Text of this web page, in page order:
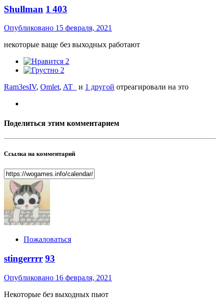
Shullman 1 403
Опубликовано 15 февраля, 2021
некоторые ваще без выходных работают
2
2
Ram3esIV, Omlet, AT_ и 1 другой отреагировали на это
Поделиться этим комментарием
Ссылка на комментарий
Пожаловаться
stingerrrr 93
Опубликовано 16 февраля, 2021
Некоторые без выходных пьют